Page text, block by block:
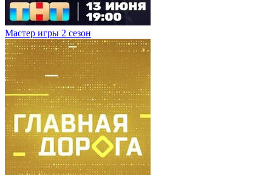
Мастер игры 2 сезон